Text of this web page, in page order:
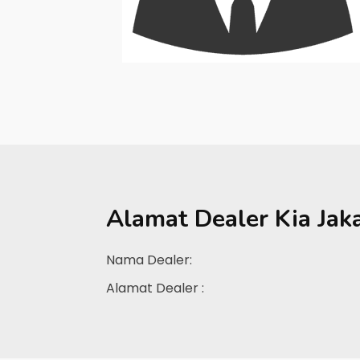
Alamat Dealer Kia
Nama Dealer:
Alamat Dealer :